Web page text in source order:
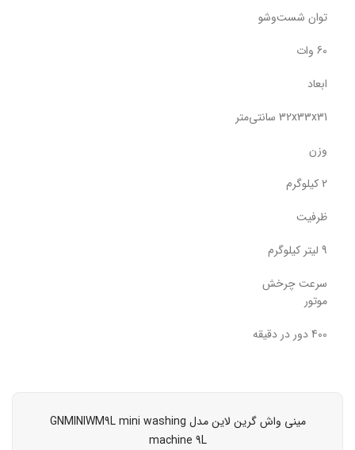
توان شست‌وشو
60 وات
ابعاد
32x33x31 سانتی‌متر
وزن
2 کیلوگرم
ظرفیت
9 لیتر کیلوگرم
سرعت چرخش
موتور
400 دور در دقیقه
مینی واش گرین لاین مدل GNMINIWM9L mini washing
machine 9L